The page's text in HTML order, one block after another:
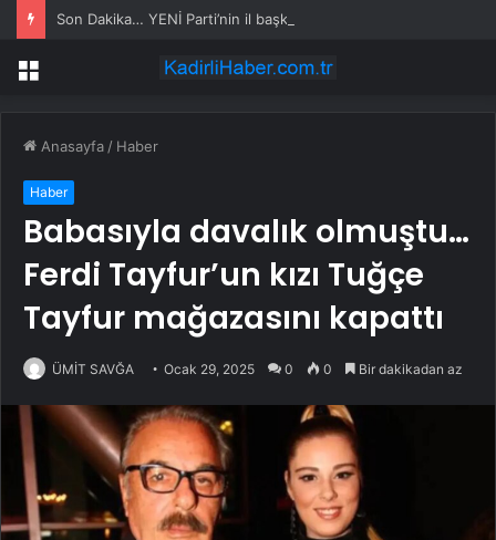
Menü
Anasayfa / Haber
Haber
Babasıyla davalık olmuştu…
Ferdi Tayfur’un kızı Tuğçe
Tayfur mağazasını kapattı
ÜMİT SAVĞA Ocak 29, 2025 0 0 Bir dakikadan az